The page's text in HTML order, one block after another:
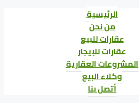
الرئيسية
من نحن
عقارات للبيع
عقارات للإيجار
المشروعات العقارية
وكلاء البيع
أتصل بنا